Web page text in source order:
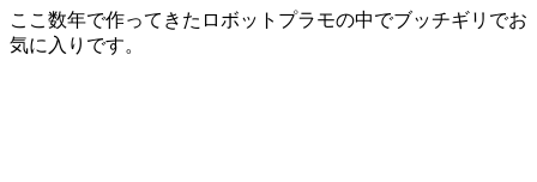
ここ数年で作ってきたロボットプラモの中でブッチギリでお
気に入りです。